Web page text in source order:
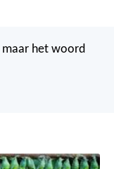
maar het woord